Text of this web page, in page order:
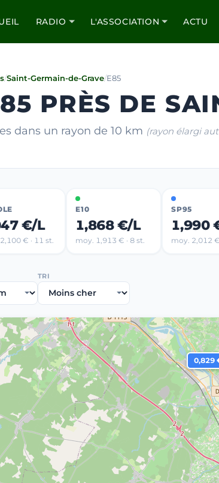
RADIO L'ASSOCIATION ACTU
/Saint-Germain-de-Grave/E85
PRÈS DE
dans un rayon de 10 km (rayon élargi
€/L
€ · 11 st.
E10
1,868 €/L
moy. 1,913 € · 8 st.
SP95
1,990
moy. 2,012 €
TRI
0,829